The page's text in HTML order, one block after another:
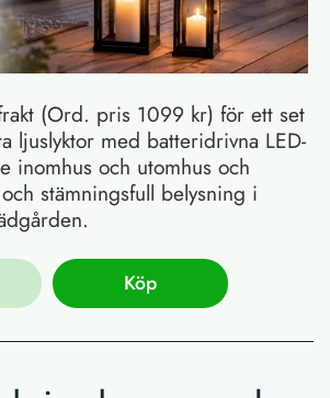
(Ord. pris 1099 kr) för ett set
ljuslyktor med batteridrivna LED-
inomhus och utomhus och
stämningsfull belysning i
Köp